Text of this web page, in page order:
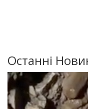
Останні